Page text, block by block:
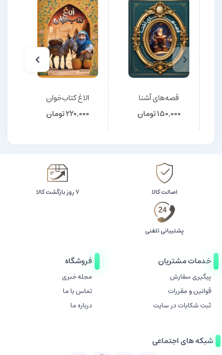
قصه‌های آشنا
150,000تومان
الاغ کتاب‌خوان
220,000تومان
اصالت کالا ۷ روز بازگشت کالا
پشتیبانی تلفنی
خدمات مشتریان
پیگیری سفارش
قوانین و مقررات
ثبت شکایات در سایت
فروشگاه
مجله خبری
تماس با ما
درباره ما
شبکه های اجتماعی